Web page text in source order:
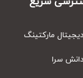
مارکتینگ
سرا